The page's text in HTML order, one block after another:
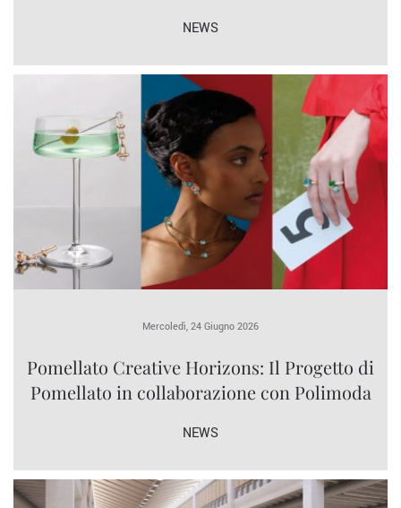
NEWS
Mercoledì, 24 Giugno 2026
Pomellato Creative Horizons: Il Progetto di
Pomellato in collaborazione con Polimoda
NEWS